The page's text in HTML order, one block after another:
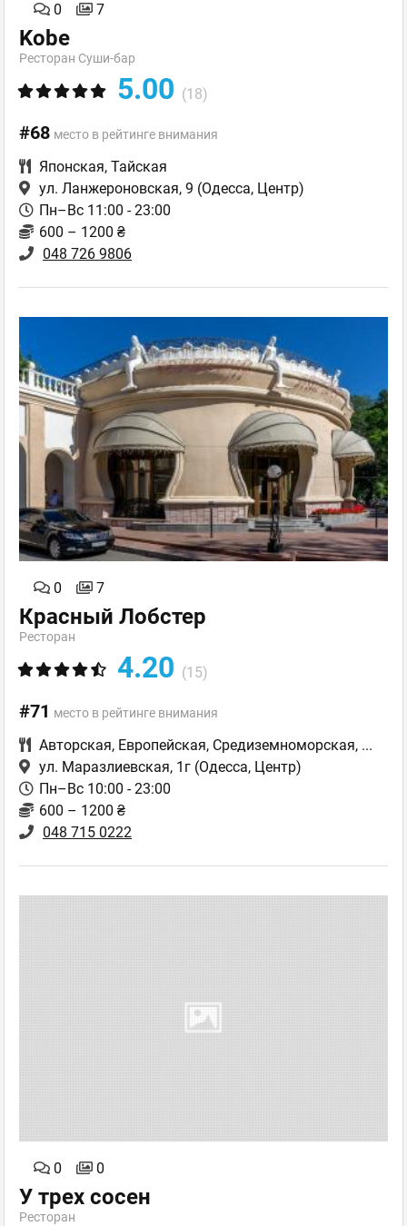
0 7
Kobe
Ресторан Суши-бар
5.00 (18)
#68 место в рейтинге внимания
Японская, Тайская
ул. Ланжероновская, 9 (Одесса, Центр)
Пн–Вс 11:00 - 23:00
600 – 1200 ₴
048 726 9806
0 7
Красный Лобстер
Ресторан
4.20 (15)
#71 место в рейтинге внимания
Авторская, Европейская, Средиземноморская, ...
ул. Маразлиевская, 1г (Одесса, Центр)
Пн–Вс 10:00 - 23:00
600 – 1200 ₴
048 715 0222
0 0
У трех сосен
Ресторан